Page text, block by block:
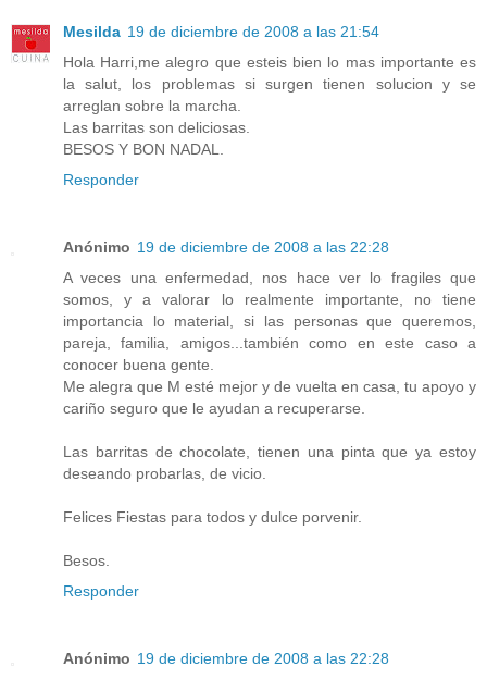
Mesilda 19 de diciembre de 2008 a las 21:54
Hola Harri,me alegro que esteis bien lo mas importante es
la salut, los problemas si surgen tienen solucion y se
arreglan sobre la marcha.
Las barritas son deliciosas.
BESOS Y BON NADAL.
Responder
Anónimo 19 de diciembre de 2008 a las 22:28
A veces una enfermedad, nos hace ver lo fragiles que
somos, y a valorar lo realmente importante, no tiene
importancia lo material, si las personas que queremos,
pareja, familia, amigos...también como en este caso a
conocer buena gente.
Me alegra que M esté mejor y de vuelta en casa, tu apoyo y
cariño seguro que le ayudan a recuperarse.
Las barritas de chocolate, tienen una pinta que ya estoy
deseando probarlas, de vicio.
Felices Fiestas para todos y dulce porvenir.
Besos.
Responder
Anónimo 19 de diciembre de 2008 a las 22:28